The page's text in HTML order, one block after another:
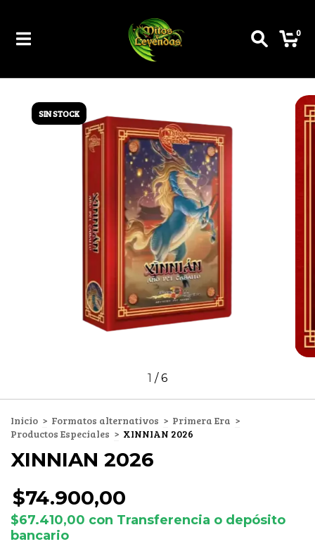
0
SIN STOCK
1 /6
Inicio > Formatos alternativos > Primera Era >
Productos Especiales > XINNIAN 2026
XINNIAN 2026
$74.900,00
$67.410,00 con Transferencia o depósito
bancario